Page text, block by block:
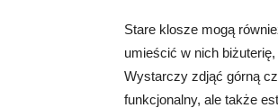
Stare klosze mogą
umieścić w nich
Wystarczy zdjąć górną
funkcjonalny, ale także